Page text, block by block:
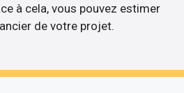
à cela, vous pouvez estimer
de votre projet.